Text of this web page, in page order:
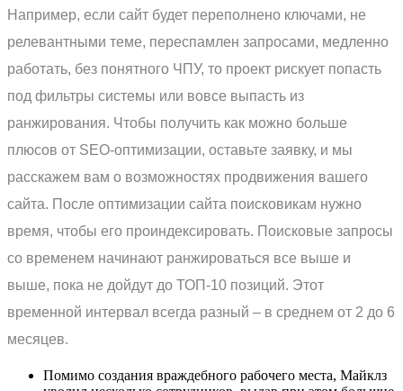
Например, если сайт будет переполнено ключами, не
релевантными теме, переспамлен запросами, медленно
работать, без понятного ЧПУ, то проект рискует попасть
под фильтры системы или вовсе выпасть из
ранжирования. Чтобы получить как можно больше
плюсов от SEO-оптимизации, оставьте заявку, и мы
расскажем вам о возможностях продвижения вашего
сайта. После оптимизации сайта поисковикам нужно
время, чтобы его проиндексировать. Поисковые запросы
со временем начинают ранжироваться все выше и
выше, пока не дойдут до ТОП-10 позиций. Этот
временной интервал всегда разный – в среднем от 2 до 6
месяцев.
Помимо создания враждебного рабочего места, Майклз